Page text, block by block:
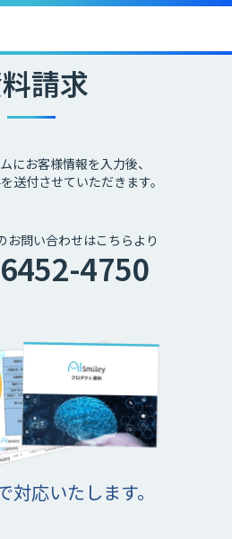
請求
にお客様情報を入力後、
送付させていただきます。
お問い合わせはこちらより
4750
対応いたします。